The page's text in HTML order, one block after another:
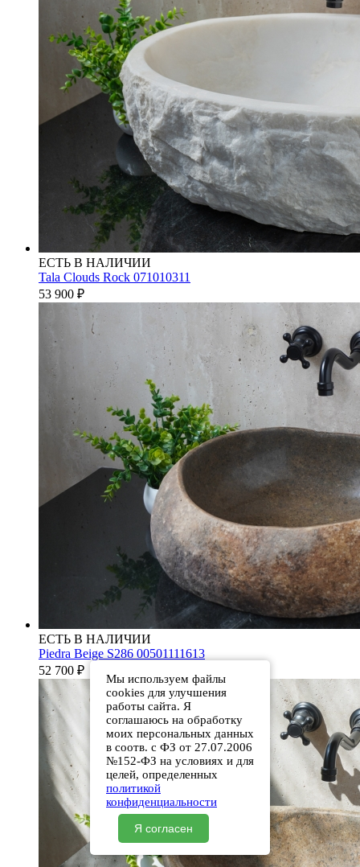
ЕСТЬ В НАЛИЧИИ
Tala Clouds Rock 071010311
53 900 ₽
ЕСТЬ В НАЛИЧИИ
Piedra Beige S286 00501111613
52 700 ₽
Мы используем файлы
cookies для улучшения
работы сайта. Я
соглашаюсь на обработку
моих персональных данных
в соотв. с ФЗ от 27.07.2006
№152-ФЗ на условиях и для
целей, определенных
политикой
конфиденциальности
Я согласен